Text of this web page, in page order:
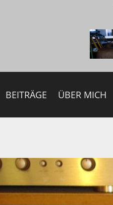
BEITRÄGE ÜBER MICH